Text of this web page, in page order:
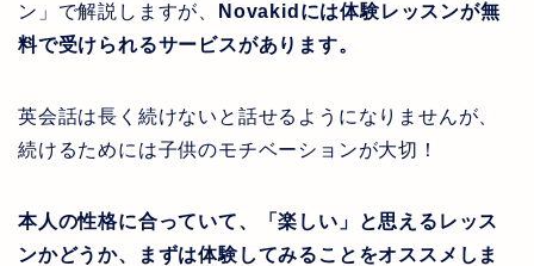
ン」で解説しますが、
Novakid には体験レッスンが無
料で受けられるサービスがあります。
英会話は長く続けないと話せるようになりませんが、
続けるためには子供のモチベーションが大切！
本人の性格に合っていて、「楽しい」と思えるレッス
ンかどうか、まずは体験してみることをオススメしま